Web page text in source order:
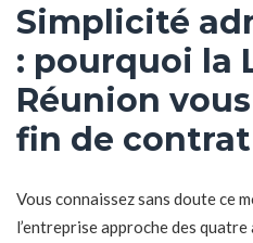
Simplicité
: pourquoi la
Réunion
fin de contrat
Vous connaissez sans doute ce
l’entreprise approche des